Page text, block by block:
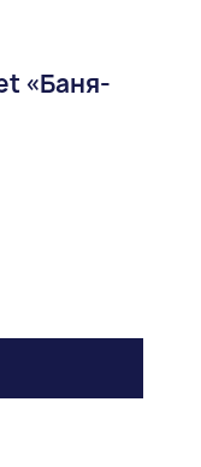
«Баня-